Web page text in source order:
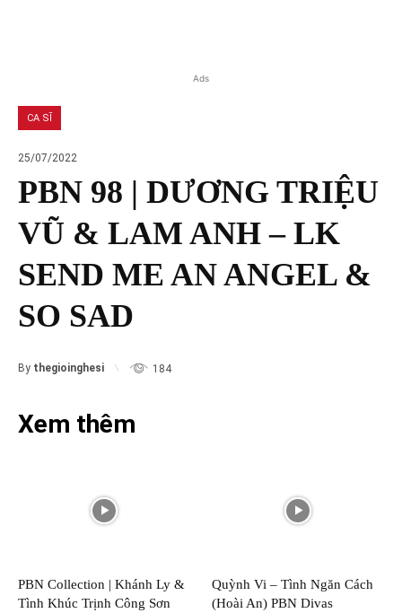
Ads
CA SĨ
25/07/2022
PBN 98 | DƯƠNG TRIỆU
VŨ & LAM ANH – LK
SEND ME AN ANGEL &
SO SAD
By thegioinghesi 184
Xem thêm
PBN Collection | Khánh Ly &
Tình Khúc Trịnh Công Sơn
Quỳnh Vi – Tình Ngăn Cách
(Hoài An) PBN Divas